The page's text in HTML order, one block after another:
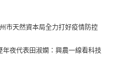
市天然資本局全力打好疫情防控
夜代表田淑嫻：興農一線看科技